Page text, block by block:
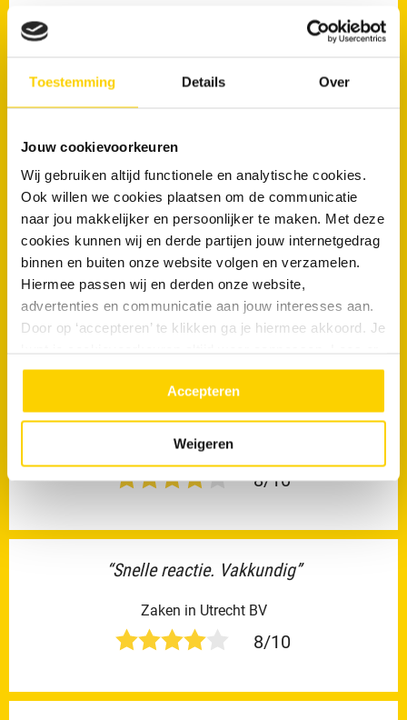
Toestemming Details Over
Jouw cookievoorkeuren
Wij gebruiken altijd functionele en analytische cookies.
Ook willen we cookies plaatsen om de communicatie
naar jou makkelijker en persoonlijker te maken. Met deze
cookies kunnen wij en derde partijen jouw internetgedrag
binnen en buiten onze website volgen en verzamelen.
Hiermee passen wij en derden onze website,
advertenties en communicatie aan jouw interesses aan.
Door op ‘accepteren’ te klikken ga je hiermee akkoord. Je
meer over in onsprivacy beleid.
Accepteren
Weigeren
“Wanneer er niet binnen de vier uur een monteur
kan komen,zoals in ons geval, een korting
bellen dat...”
Lees de volledige beoordeling op Feedback Company
anonymous
4/10
wachten. Ik ben heel goed geholpen op zo late
nacht.”
anonymous
8/10
“Snelle reactie. Vakkundig”
Zaken in Utrecht BV
8/10